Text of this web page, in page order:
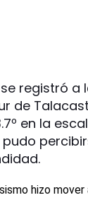
registró a
de
en la